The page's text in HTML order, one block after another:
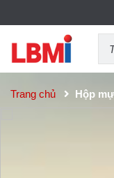
Trang chủ Hộp